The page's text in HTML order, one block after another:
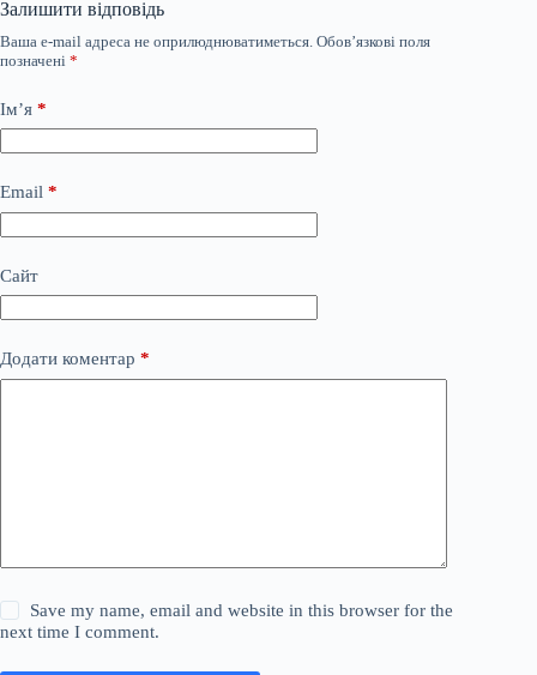
Залишити відповідь
Ваша e-mail адреса не оприлюднюватиметься. Обов’язкові поля
позначені *
Ім’я *
Email *
Сайт
Додати коментар *
Save my name, email and website in this browser for the
next time I comment.